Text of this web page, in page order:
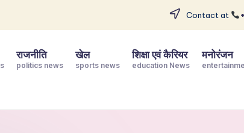
Contact at
राजनीति
politics news
खेल
sports news
शिक्षा एवं कैरियर
education News
मनोरंजन